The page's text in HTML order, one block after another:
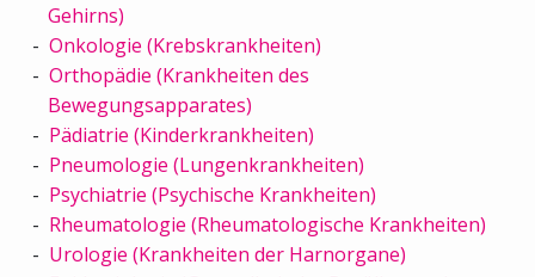
Gehirns)
Onkologie (Krebskrankheiten)
Orthopädie (Krankheiten des
Bewegungsapparates)
Pädiatrie (Kinderkrankheiten)
Pneumologie (Lungenkrankheiten)
Psychiatrie (Psychische Krankheiten)
Rheumatologie (Rheumatologische Krankheiten)
Urologie (Krankheiten der Harnorgane)